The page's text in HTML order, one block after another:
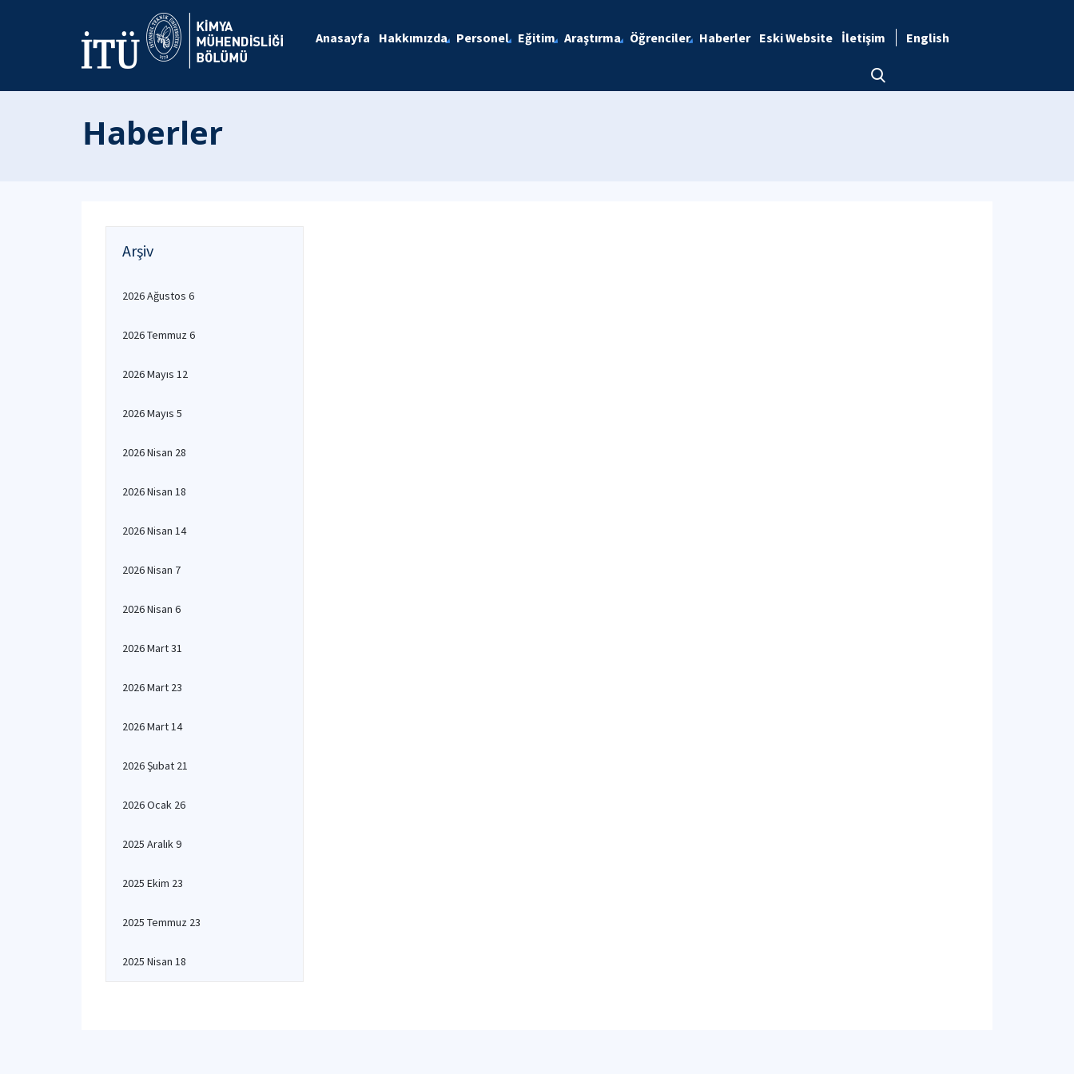
Anasayfa Hakkımızda Personel Eğitim Araştırma Öğrenciler Haberler Eski Website İletişim English
Haberler
Arşiv
2026 Ağustos 6
2026 Temmuz 6
2026 Mayıs 12
2026 Mayıs 5
2026 Nisan 28
2026 Nisan 18
2026 Nisan 14
2026 Nisan 7
2026 Nisan 6
2026 Mart 31
2026 Mart 23
2026 Mart 14
2026 Şubat 21
2026 Ocak 26
2025 Aralık 9
2025 Ekim 23
2025 Temmuz 23
2025 Nisan 18